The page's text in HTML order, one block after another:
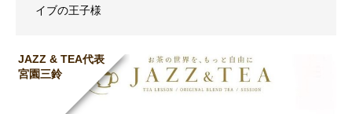
イブの王子様
JAZZ & TEA代表
宮園三鈴